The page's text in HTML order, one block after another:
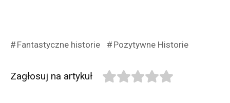
Fantastyczne historie Pozytywne Historie
Zagłosuj na artykuł